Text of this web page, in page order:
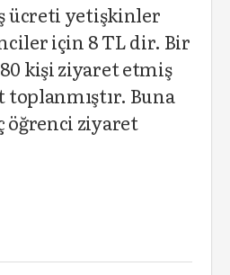
ücreti yetişkinler
için 8 TL dir. Bir
kişi ziyaret etmiş
toplanmıştır. Buna
öğrenci ziyaret